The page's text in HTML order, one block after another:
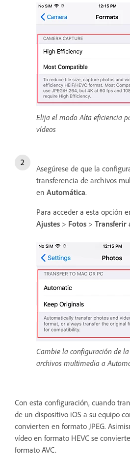
Elija el modo Alta eficiencia
vídeos
Asegúrese de que la
transferencia de archivos
en Automática.
Para acceder a esta opción
Ajustes > Fotos > Transferir
Cambie la configuración de
archivos multimedia a
Con esta configuración, cuando
de un dispositivo iOS a su equipo
convierten en formato JPEG.
vídeo en formato HEVC se
formato AVC.